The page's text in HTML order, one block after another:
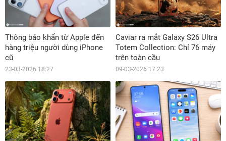
Thông báo khẩn từ Apple đến
hàng triệu người dùng iPhone
cũ
23-03-2026 18:27
Caviar ra mắt Galaxy S26 Ultra
Totem Collection: Chỉ 76 máy
trên toàn cầu
09-03-2026 17:23